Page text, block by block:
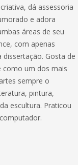
dá assessoria
e adora
áreas de seu
com apenas
Gosta de
como um dos mais
sempre o
pintura,
escultura. Praticou